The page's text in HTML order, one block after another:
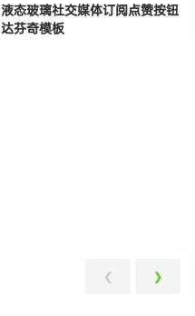
液态玻璃社交媒体订阅点赞按钮
达芬奇模板
❮ ❯